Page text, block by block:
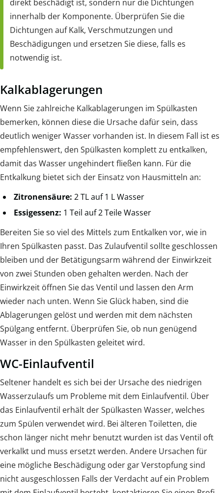
direkt beschädigt ist, sondern nur die Dichtungen
innerhalb der Komponente. Überprüfen Sie die
Dichtungen auf Kalk, Verschmutzungen und
Beschädigungen und ersetzen Sie diese, falls es
notwendig ist.
Kalkablagerungen
Wenn Sie zahlreiche Kalkablagerungen im Spülkasten
bemerken, können diese die Ursache dafür sein, dass
deutlich weniger Wasser vorhanden ist. In diesem Fall ist es
empfehlenswert, den Spülkasten komplett zu entkalken,
damit das Wasser ungehindert fließen kann. Für die
Entkalkung bietet sich der Einsatz von Hausmitteln an:
Zitronensäure: 2 TL auf 1 L Wasser
Essigessenz: 1 Teil auf 2 Teile Wasser
Bereiten Sie so viel des Mittels zum Entkalken vor, wie in
Ihren Spülkasten passt. Das Zulaufventil sollte geschlossen
bleiben und der Betätigungsarm während der Einwirkzeit
von zwei Stunden oben gehalten werden. Nach der
Einwirkzeit öffnen Sie das Ventil und lassen den Arm
wieder nach unten. Wenn Sie Glück haben, sind die
Ablagerungen gelöst und werden mit dem nächsten
Spülgang entfernt. Überprüfen Sie, ob nun genügend
Wasser in den Spülkasten geleitet wird.
WC-Einlaufventil
Seltener handelt es sich bei der Ursache des niedrigen
Wasserzulaufs um Probleme mit dem Einlaufventil. Über
das Einlaufventil erhält der Spülkasten Wasser, welches
zum Spülen verwendet wird. Bei älteren Toiletten, die
schon länger nicht mehr benutzt wurden ist das Ventil oft
verkalkt und muss ersetzt werden. Andere Ursachen für
eine mögliche Beschädigung oder gar Verstopfung sind
nicht ausgeschlossen Falls der Verdacht auf ein Problem